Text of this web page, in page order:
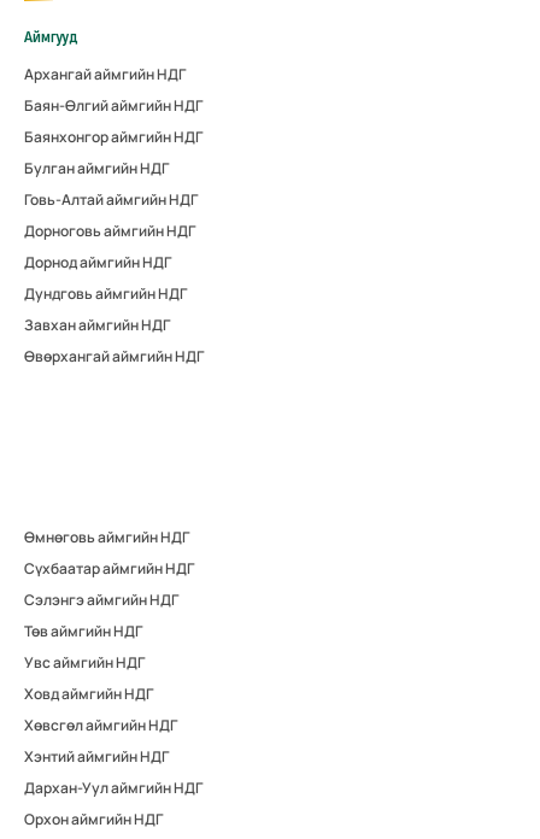
Аймгууд
Архангай аймгийн НДГ
Баян-Өлгий аймгийн НДГ
Баянхонгор аймгийн НДГ
Булган аймгийн НДГ
Говь-Алтай аймгийн НДГ
Дорноговь аймгийн НДГ
Дорнод аймгийн НДГ
Дундговь аймгийн НДГ
Завхан аймгийн НДГ
Өвөрхангай аймгийн НДГ
Өмнөговь аймгийн НДГ
Сүхбаатар аймгийн НДГ
Сэлэнгэ аймгийн НДГ
Төв аймгийн НДГ
Увс аймгийн НДГ
Ховд аймгийн НДГ
Хөвсгөл аймгийн НДГ
Хэнтий аймгийн НДГ
Дархан-Уул аймгийн НДГ
Орхон аймгийн НДГ